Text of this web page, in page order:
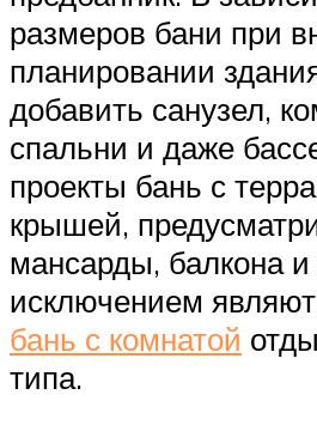
размеров бани при
планировании
добавить санузел,
спальни и даже
проекты бань с
крышей,
мансарды, балкона
исключением
бань с комнатой
типа.